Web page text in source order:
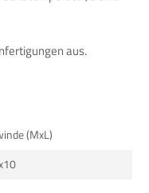
adipiscing elit.
parturient montes,
aus.
(MxL)